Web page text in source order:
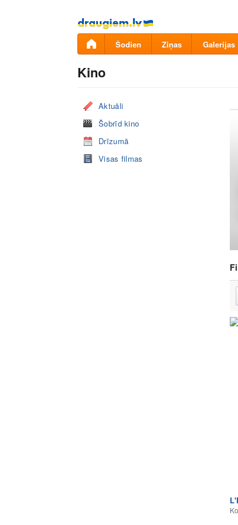
Pāriet
uz
saturu
Šodien Ziņas Galerijas
Kino
Aktuāli
Šobrīd kino
Drīzumā
Visas filmas